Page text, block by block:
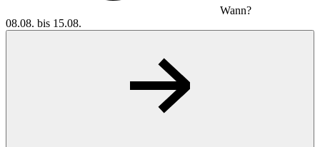
Wann?
08.08. bis 15.08.